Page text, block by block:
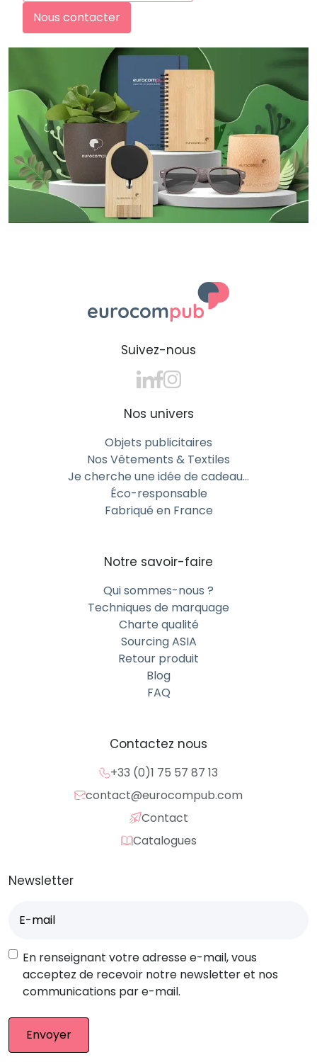
Nous contacter
Suivez-nous
Nos univers
Objets publicitaires
Nos Vêtements & Textiles
Je cherche une idée de cadeau…
Éco-responsable
Fabriqué en France
Notre savoir-faire
Qui sommes-nous ?
Techniques de marquage
Charte qualité
Sourcing ASIA
Retour produit
Blog
FAQ
Contactez nous
+33 (0)1 75 57 87 13
contact@eurocompub.com
Contact
Catalogues
Newsletter
mail(Nécessaire)
RGPD
En renseignant votre adresse e-mail, vous
acceptez de recevoir notre newsletter et nos
communications par e-mail.